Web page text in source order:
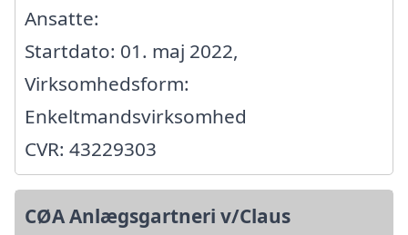
Ansatte:
Startdato: 01. maj 2022,
Virksomhedsform:
Enkeltmandsvirksomhed
CVR: 43229303
CØA Anlægsgartneri v/Claus